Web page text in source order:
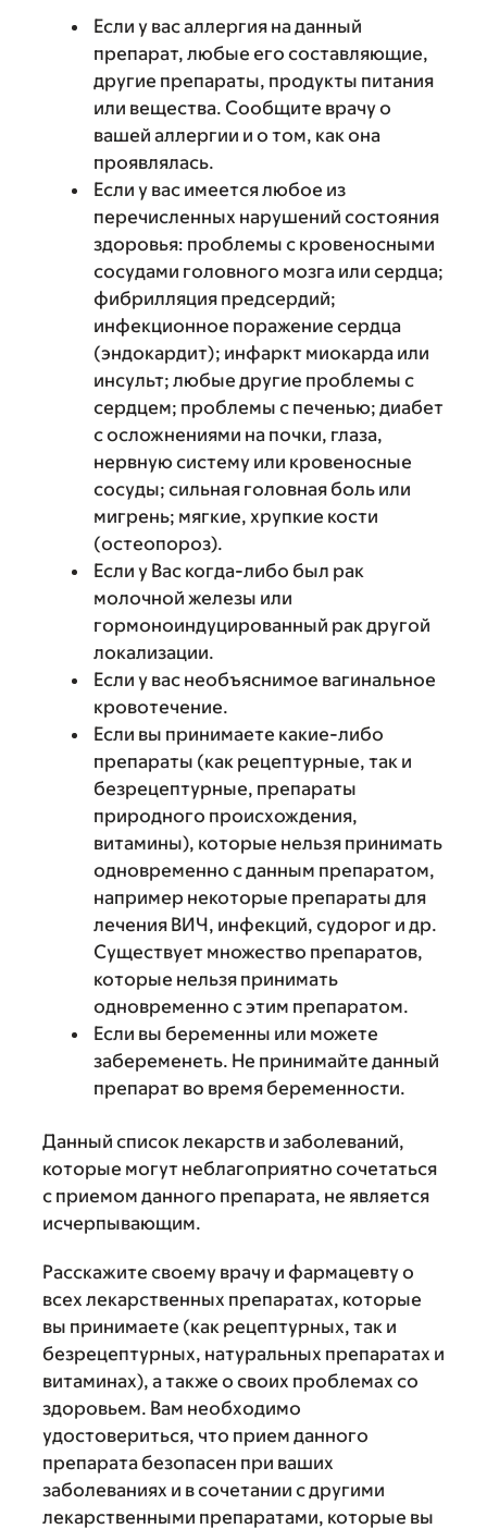
Если у вас аллергия на данный
препарат, любые его составляющие,
другие препараты, продукты питания
или вещества. Сообщите врачу о
вашей аллергии и о том, как она
проявлялась.
Если у вас имеется любое из
перечисленных нарушений состояния
здоровья: проблемы с кровеносными
сосудами головного мозга или сердца;
фибрилляция предсердий;
инфекционное поражение сердца
(эндокардит); инфаркт миокарда или
инсульт; любые другие проблемы с
сердцем; проблемы с печенью; диабет
с осложнениями на почки, глаза,
нервную систему или кровеносные
сосуды; сильная головная боль или
мигрень; мягкие, хрупкие кости
(остеопороз).
Если у Вас когда-либо был рак
молочной железы или
гормоноиндуцированный рак другой
локализации.
Если у вас необъяснимое вагинальное
кровотечение.
Если вы принимаете какие-либо
препараты (как рецептурные, так и
безрецептурные, препараты
природного происхождения,
витамины), которые нельзя принимать
одновременно с данным препаратом,
например некоторые препараты для
лечения ВИЧ, инфекций, судорог и др.
Существует множество препаратов,
которые нельзя принимать
одновременно с этим препаратом.
Если вы беременны или можете
забеременеть. Не принимайте данный
препарат во время беременности.
Данный список лекарств и заболеваний,
которые могут неблагоприятно сочетаться
с приемом данного препарата, не является
исчерпывающим.
Расскажите своему врачу и фармацевту о
всех лекарственных препаратах, которые
вы принимаете (как рецептурных, так и
безрецептурных, натуральных препаратах и
витаминах), а также о своих проблемах со
здоровьем. Вам необходимо
удостовериться, что прием данного
препарата безопасен при ваших
заболеваниях и в сочетании с другими
лекарственными препаратами, которые вы